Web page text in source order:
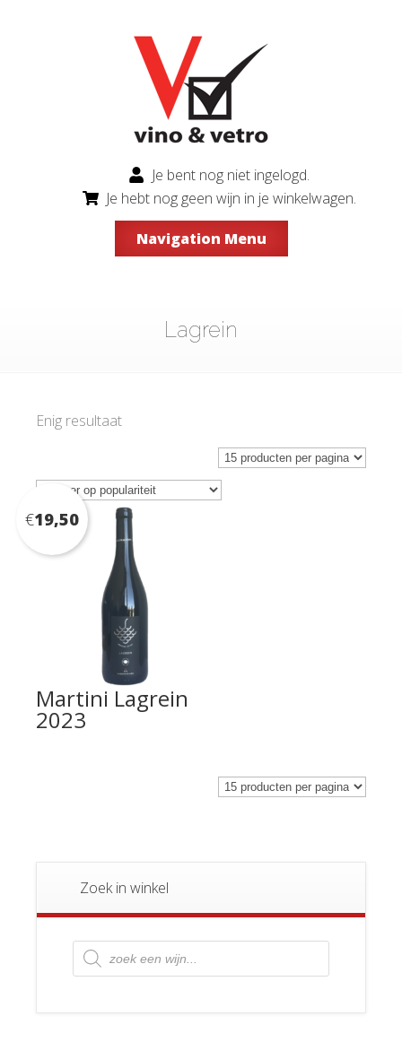
Je bent nog niet ingelogd.
Je hebt nog geen wijn in je winkelwagen.
Navigation Menu
Lagrein
Enig resultaat
Martini Lagrein
2023
€19,50
Zoek in winkel
Producten
zoeken